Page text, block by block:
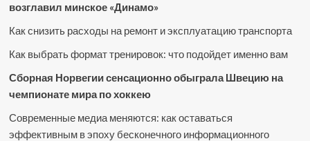
возглавил минское «Динамо»
Как снизить расходы на ремонт и эксплуатацию транспорта
Как выбрать формат тренировок: что подойдет именно вам
Сборная Норвегии сенсационно обыграла Швецию на
чемпионате мира по хоккею
Современные медиа меняются: как оставаться
эффективным в эпоху бесконечного информационного